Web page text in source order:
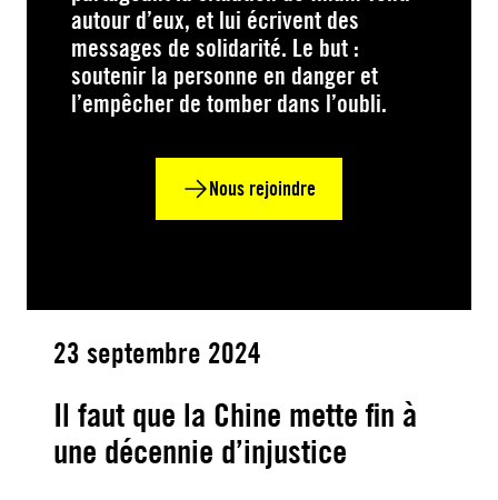
autour d’eux, et lui écrivent des
messages de solidarité. Le but :
soutenir la personne en danger et
l’empêcher de tomber dans l’oubli.
Nous rejoindre
23 septembre 2024
Il faut que la Chine mette fin à
une décennie d’injustice